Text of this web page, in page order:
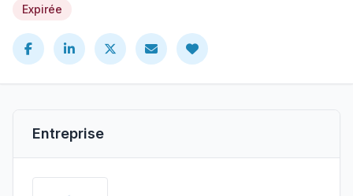
Expirée
Entreprise